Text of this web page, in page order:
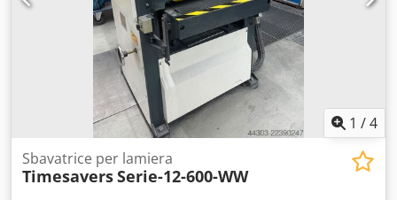
oscillanti in cui le spazzole rotanti ruotano
alternativamente in senso orario e antiorario. Grazie al
sistema di cambio rapido di nastri e spazzole, la
riconfigurazione della macchina può essere eseguita in
pochi semplici passaggi. Il tappeto di trasporto, così come
tutte le altre stazioni, è a velocità regolabile tramite
inverter, consentendo una regolazione continua della
velocità. Crsdpfx Agoznlxremsf
1 /4
Sbavatrice per lamiera
TimesaversSerie-12-600-WW